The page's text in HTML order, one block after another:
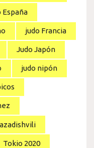
España
judo Francia
Judo Japón
judo nipón
Tokio 2020